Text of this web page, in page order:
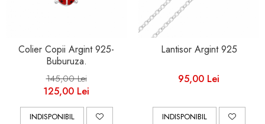
Colier Copii Argint 925-
Buburuza.
145,00 Lei
125,00 Lei
INDISPONIBIL
Lantisor Argint 925
95,00 Lei
INDISPONIBIL